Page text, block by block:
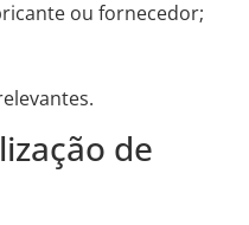
ou fornecedor;
de